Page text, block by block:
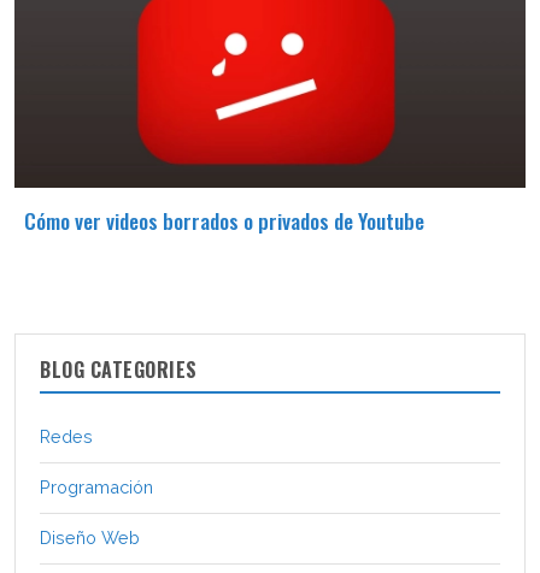
Cómo ver videos borrados o privados de Youtube
BLOG CATEGORIES
Redes
Programación
Diseño Web